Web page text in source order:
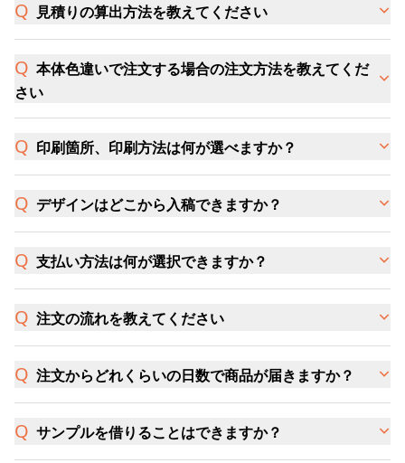
見積りの算出方法を教えてください
本体色違いで注文する場合の注文方法を教えてくだ
さい
印刷箇所、印刷方法は何が選べますか？
デザインはどこから入稿できますか？
支払い方法は何が選択できますか？
注文の流れを教えてください
注文からどれくらいの日数で商品が届きますか？
サンプルを借りることはできますか？